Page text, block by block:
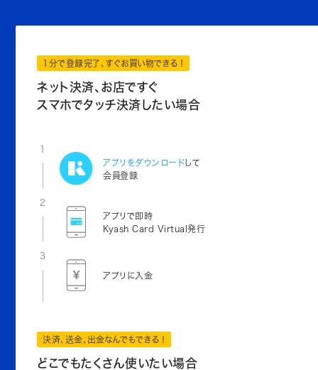
1分で登録完了、すぐお買い物できる！
ネット決済、お店ですぐ
スマホでタッチ決済したい場合
1
アプリをダウンロードして
会員登録
2
アプリで即時
Kyash Card Virtual発行
3
アプリに入金
決済、送金、出金なんでもできる！
どこでもたくさん使いたい場合